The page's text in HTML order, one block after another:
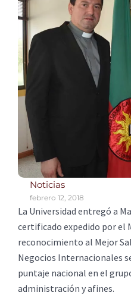
Noticias
febrero 12, 2018
La Universidad entregó a
certificado expedido por el
reconocimiento al Mejor
Negocios Internacionales
puntaje nacional en el
administración y afines.